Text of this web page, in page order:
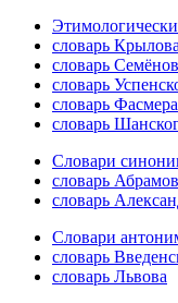
словарь Крылова
словарь
словарь
словарь Фасмера
словарь
Словари
словарь
словарь
Словари
словарь
словарь Львова